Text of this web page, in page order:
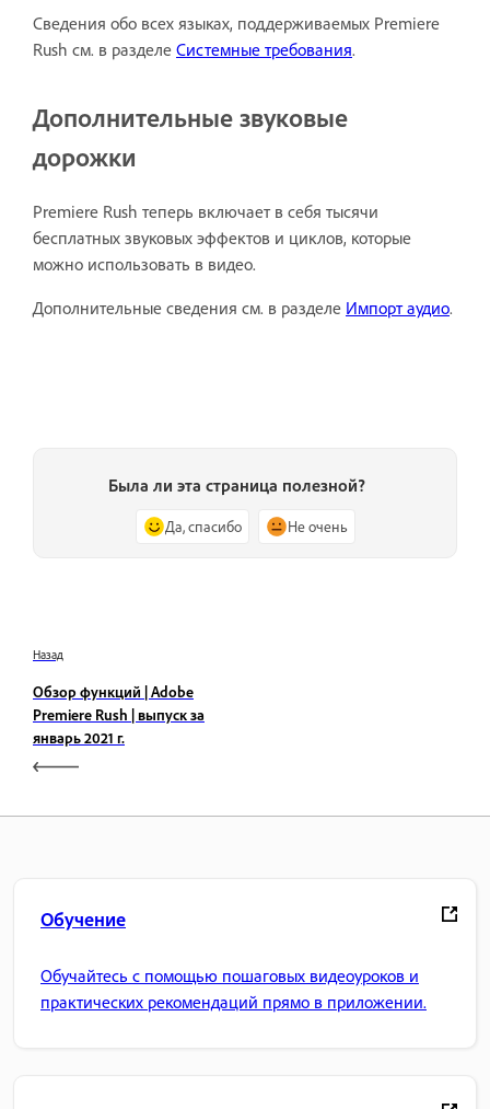
Сведения обо всех языках, поддерживаемых Premiere
Rush см. в разделе Системные требования.
Дополнительные звуковые
дорожки
Premiere Rush теперь включает в себя тысячи
бесплатных звуковых эффектов и циклов, которые
можно использовать в видео.
Дополнительные сведения см. в разделе Импорт аудио.
Была ли эта страница полезной?
Да, спасибо Не очень
Назад
Обзор функций | Adobe
Premiere Rush | выпуск за
январь 2021 г.
Обучение
Обучайтесь с помощью пошаговых видеоуроков и
практических рекомендаций прямо в приложении.